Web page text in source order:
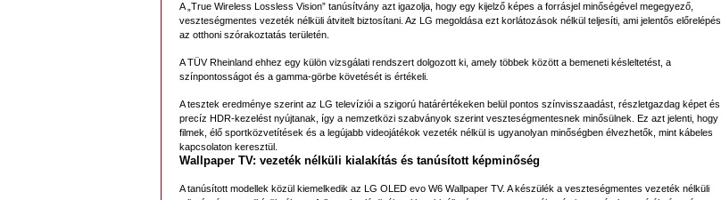
A „True Wireless Lossless Vision” tanúsítvány azt igazolja, hogy egy kijelző képes a forrásjel minőségével megegyező,
veszteségmentes vezeték nélküli átvitelt biztosítani. Az LG megoldása ezt korlátozások nélkül teljesíti, ami jelentős előrelépés
az otthoni szórakoztatás területén.
A TÜV Rheinland ehhez egy külön vizsgálati rendszert dolgozott ki, amely többek között a bemeneti késleltetést, a
színpontosságot és a gamma-görbe követését is értékeli.
A tesztek eredménye szerint az LG televíziói a szigorú határértékeken belül pontos színvisszaadást, részletgazdag képet és
precíz HDR-kezelést nyújtanak, így a nemzetközi szabványok szerint veszteségmentesnek minősülnek. Ez azt jelenti, hogy
filmek, élő sportközvetítések és a legújabb videojátékok vezeték nélkül is ugyanolyan minőségben élvezhetők, mint kábeles
kapcsolaton keresztül.
Wallpaper TV: vezeték nélküli kialakítás és tanúsított képminőség
A tanúsított modellek közül kiemelkedik az LG OLED evo W6 Wallpaper TV. A készülék a veszteségmentes vezeték nélküli